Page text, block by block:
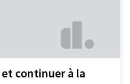
continuer à la